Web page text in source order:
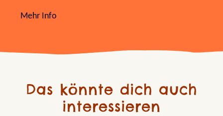
Mehr Info
Das könnte dich auch
interessieren